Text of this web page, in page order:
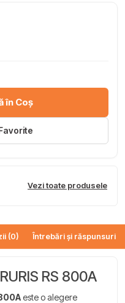
în Coș
Vezi toate produsele
(0) Întrebări și răspunsuri
RS 800A
este o alegere